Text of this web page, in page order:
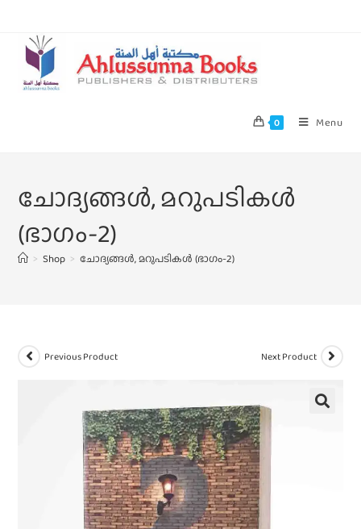
0 Menu
ചോദ്യങ്ങൾ, മറുപടികൾ
(ഭാഗം-2)
> Shop > ചോദ്യങ്ങൾ, മറുപടികൾ (ഭാഗം-2)
Previous Product Next Product